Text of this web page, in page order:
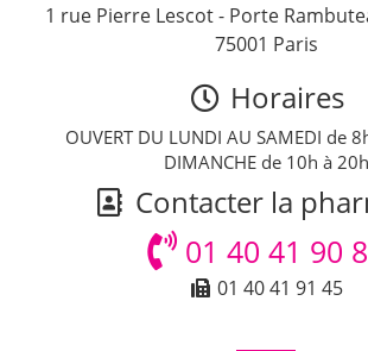
1 rue Pierre Lescot - Porte
75001 Paris
Horaires
OUVERT DU LUNDI AU SAMEDI de
DIMANCHE de 10h à 20h
Contacter la
01 40 41 90
01 40 41 91 45